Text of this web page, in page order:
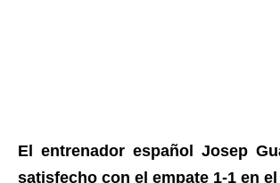
El entrenador español Josep
satisfecho con el empate 1-1 en